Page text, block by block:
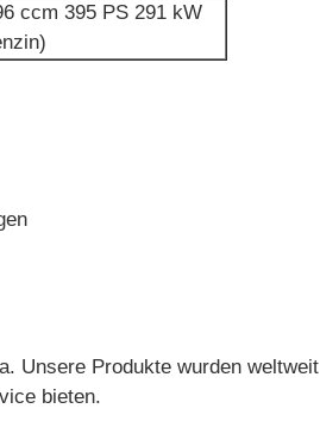
ccm 395 PS 291 kW
Unsere Produkte wurden weltweit
bieten.